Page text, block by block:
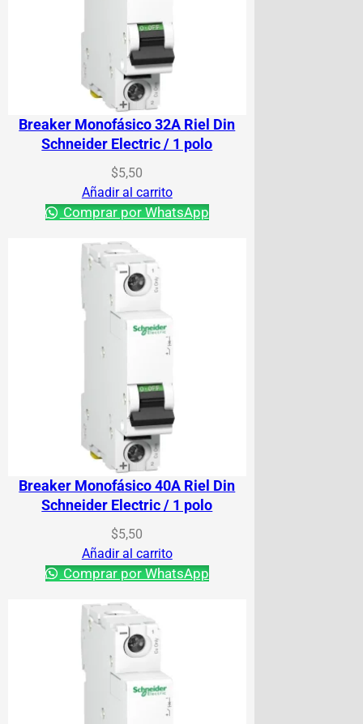
Breaker Monofásico 32A Riel Din
Schneider Electric / 1 polo
$5,50
Añadir al carrito
Comprar por WhatsApp
Breaker Monofásico 40A Riel Din
Schneider Electric / 1 polo
$5,50
Añadir al carrito
Comprar por WhatsApp